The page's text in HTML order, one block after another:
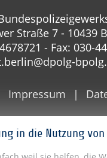
in die Nutzung von
Straße 7 - 10439
- Fax: 030-
Impressum